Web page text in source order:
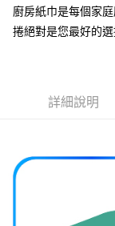
１．簡單：不需註冊
２．便利：只要手機
結帳頁面，進行簡訊
※ 請注意：結帳手續
購買商品的店家。未
※ 交易是否成功請以
是否繳費成功／繳費
運送方式
廚房紙巾是每個家
捲絕對是您最好的選
詳細說明